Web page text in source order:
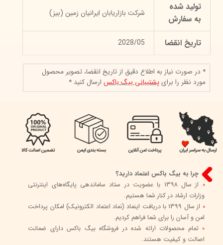
تولید شده
به سفارش
شرکت بازاریابان ایرانیان زمین (بیز)
تاریخ انقضا 2028/05
* در صورت نیاز به اطلاع دقیق از تاریخ انقضا، تصویر محصول
مورد نظر را برایپشتیبانی بیگ باکسارسال کنید *
چرا به بیگ باکس اعتماد دارید؟
0
از سال 1398 با عضویت در ستاد ساماندهی پایگاه‌های اینترنتی
وزارات ارشاد در کنار شما هستیم.
0
از سال 1399 با دریافت اینماد (نماد اعتماد الکترونیک) امکان پرداخت
امن و آسان را برای شما فراهم کردیم.
0 تمام محصولات ارائه شده در فروشگاه بیگ باکس دارای ضمانت
اصالت و کیفیت هستند.